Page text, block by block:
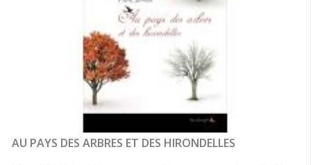
AU PAYS DES ARBRES ET DES HIRONDELLES